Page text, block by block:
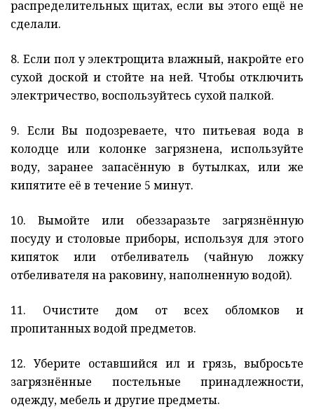
распределительных щитах, если вы этого ещё не
сделали.
8. Если пол у электрощита влажный, накройте его
сухой доской и стойте на ней. Чтобы отключить
электричество, воспользуйтесь сухой палкой.
9. Если Вы подозреваете, что питьевая вода в
колодце или колонке загрязнена, используйте
воду, заранее запасённую в бутылках, или же
кипятите её в течение 5 минут.
10. Вымойте или обеззаразьте загрязнённую
посуду и столовые приборы, используя для этого
кипяток или отбеливатель (чайную ложку
отбеливателя на раковину, наполненную водой).
11. Очистите дом от всех обломков и
пропитанных водой предметов.
12. Уберите оставшийся ил и грязь, выбросьте
загрязнённые постельные принадлежности,
одежду, мебель и другие предметы.